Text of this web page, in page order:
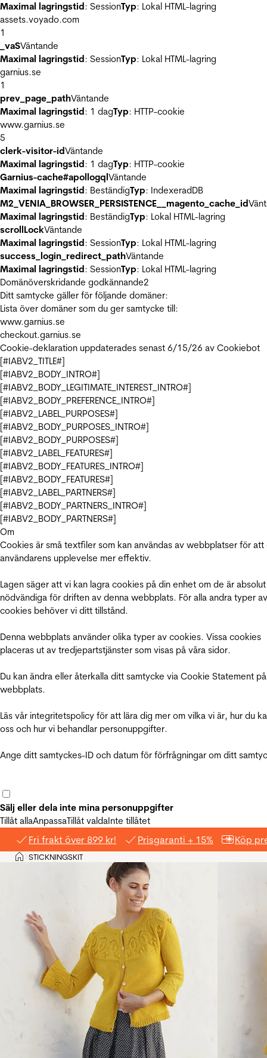
Maximal lagringstid: SessionTyp: Lokal HTML-lagring
assets.voyado.com
1
_vaSVäntande
Maximal lagringstid: SessionTyp: Lokal HTML-lagring
garnius.se
1
prev_page_pathVäntande
Maximal lagringstid: 1 dagTyp: HTTP-cookie
www.garnius.se
5
clerk-visitor-idVäntande
Maximal lagringstid: 1 dagTyp: HTTP-cookie
Garnius-cache#apollogqlVäntande
Maximal lagringstid: BeständigTyp: IndexeradDB
M2_VENIA_BROWSER_PERSISTENCE__magento_cache_id
Maximal lagringstid: BeständigTyp: Lokal HTML-lagring
scrollLockVäntande
Maximal lagringstid: SessionTyp: Lokal HTML-lagring
success_login_redirect_pathVäntande
Maximal lagringstid: SessionTyp: Lokal HTML-lagring
Domänöverskridande godkännande2
Ditt samtycke gäller för följande domäner:
Lista över domäner som du ger samtycke till:
www.garnius.se
checkout.garnius.se
Cookie-deklaration uppdaterades senast 6/15/26 av Cookiebot
[#IABV2_TITLE#]
[#IABV2_BODY_INTRO#]
[#IABV2_BODY_LEGITIMATE_INTEREST_INTRO#]
[#IABV2_BODY_PREFERENCE_INTRO#]
[#IABV2_LABEL_PURPOSES#]
[#IABV2_BODY_PURPOSES_INTRO#]
[#IABV2_BODY_PURPOSES#]
[#IABV2_LABEL_FEATURES#]
[#IABV2_BODY_FEATURES_INTRO#]
[#IABV2_BODY_FEATURES#]
[#IABV2_LABEL_PARTNERS#]
[#IABV2_BODY_PARTNERS_INTRO#]
[#IABV2_BODY_PARTNERS#]
Om
Cookies är små textfiler som kan användas av webbplatser för att
användarens upplevelse mer effektiv.
Lagen säger att vi kan lagra cookies på din enhet om de är absolut
nödvändiga för driften av denna webbplats. För alla andra typer av
cookies behöver vi ditt tillstånd.
Denna webbplats använder olika typer av cookies. Vissa cookies
placeras ut av tredjepartstjänster som visas på våra sidor.
Du kan ändra eller återkalla ditt samtycke via Cookie Statement
webbplats.
Läs vår integritetspolicy för att lära dig mer om vilka vi är, hur du
oss och hur vi behandlar personuppgifter.
Ange ditt samtyckes-ID och datum för förfrågningar om ditt
Sälj eller dela inte mina personuppgifter
Tillåt allaAnpassaTillåt valdaInte tillåtet
Fri frakt över 899 kr! Prisgaranti + 15% Köp
Hem
>STICKNINGSKIT